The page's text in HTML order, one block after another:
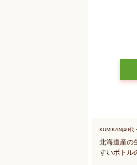
KUMIKAN(40代
北海道産の
すいボトル